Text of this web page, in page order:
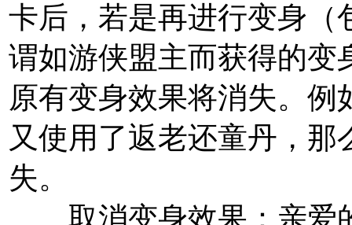
卡后，若是再进行变身（
谓如游侠盟主而获得的变
原有变身效果将消失。
又使用了返老还童丹，
失。
取消变身效果： 亲爱